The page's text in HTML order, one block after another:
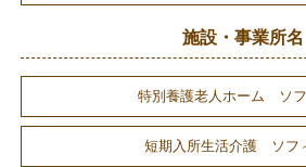
施設・事業所名
特別養護老人ホーム ソ
短期入所生活介護 ソフ